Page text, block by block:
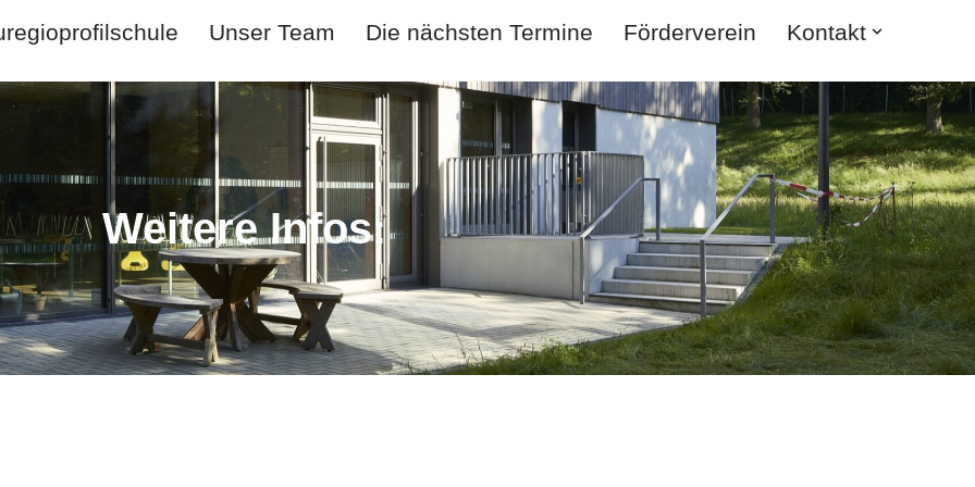
Unser Team Die nächsten Termine Förderverein Kontakt
Weitere Infos: